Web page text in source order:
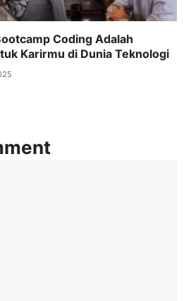
Coding Adalah
Karirmu di Dunia Teknologi